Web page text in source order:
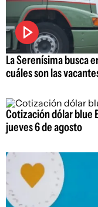
La Serenísima busca
cuáles son las
Cotización dólar blue
jueves 6 de agosto